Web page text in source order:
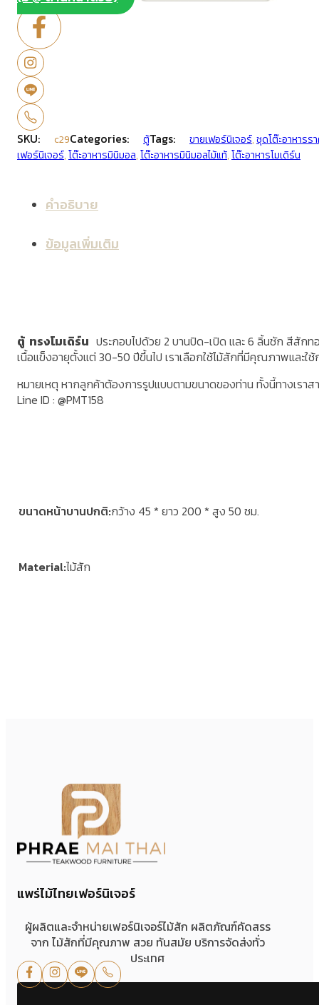
SKU: c29Categories: ตู้Tags: ขายเฟอร์นิเจอร์,ชุดโต๊ะอาหารร
เฟอร์นิเจอร์,โต๊ะอาหารมินิมอล,โต๊ะอาหารมินิมอลไม้แท้,โต๊ะอาหารโมเดิร์น
คำอธิบาย
ข้อมูลเพิ่มเติม
ตู้ ทรงโมเดิร์น ประกอบไปด้วย 2 บานปิด-เปิด และ 6 ลิ้นชัก สีสัก
เนื้อแข็งอายุตั้งแต่ 30-50 ปีขึ้นไป เราเลือกใช้ไม้สักที่มีคุณภาพและใ
หมายเหตุ หากลูกค้าต้องการรูปแบบตามขนาดของท่าน ทั้งนี้ทางเรา
Line ID : @PMT158
ขนาดหน้าบานปกติ กว้าง 45 * ยาว 200 * สูง 50 ซม.
Materialไม้สัก
แพร่ไม้ไทยเฟอร์นิเจอร์
ผู้ผลิตและจำหน่ายเฟอร์นิเจอร์ไม้สัก ผลิตภัณฑ์คัดสรร
จาก ไม้สักที่มีคุณภาพ สวย ทันสมัย บริการจัดส่งทั่ว
ประเทศ